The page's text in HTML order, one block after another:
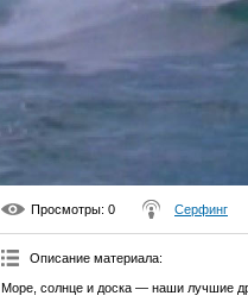
Просмотры: 0 Серфинг
Описание материала:
Море, солнце и доска — наши лучшие